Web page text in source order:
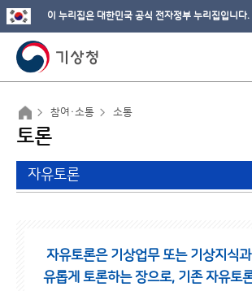
이 누리집은 대한민국 공식 전자정부 누리집입니다.
참여·소통 소통
토론
자유토론
자유토론은 기상업무 또는 기상지식
유롭게 토론하는 장으로, 기존 자유토